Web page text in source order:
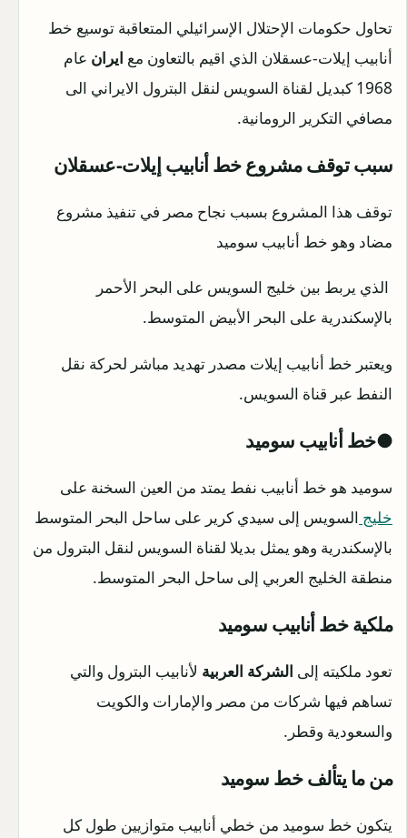
تحاول حكومات الإحتلال الإسرائيلي المتعاقبة توسيع خط
أنابيب إيلات-عسقلان الذي اقيم بالتعاون مع ايران عام
1968 كبديل لقناة السويس لنقل البترول الايراني الى
مصافي التكرير الرومانية.
سبب توقف مشروع خط أنابيب إيلات-عسقلان
توقف هذا المشروع بسبب نجاح مصر في تنفيذ مشروع
مضاد وهو خط أنابيب سوميد
الذي يربط بين خليج السويس على البحر الأحمر
بالإسكندرية على البحر الأبيض المتوسط.
ويعتبر خط أنابيب إيلات مصدر تهديد مباشر لحركة نقل
النفط عبر قناة السويس.
●خط أنابيب سوميد
سوميد هو خط أنابيب نفط يمتد من العين السخنة على
خليج السويس إلى سيدي كرير على ساحل البحر المتوسط
بالإسكندرية وهو يمثل بديلا لقناة السويس لنقل البترول من
منطقة الخليج العربي إلى ساحل البحر المتوسط.
ملكية خط أنابيب سوميد
تعود ملكيته إلى الشركة العربية لأنابيب البترول والتي
تساهم فيها شركات من مصر والإمارات والكويت
والسعودية وقطر.
من ما يتألف خط سوميد
يتكون خط سوميد من خطي أنابيب متوازيين طول كل